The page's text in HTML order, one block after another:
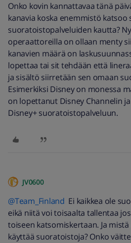
Onko kovin kannattavaa tänä
kanavia koska enemmistö katsoo
suoratoistopalveluiden kautta?
operaattoreilla on ollaan menty
kanavien määrä on
lopettaa tai sit tehdään että
ja sisältö siirretään sen omaan
Esimerkiksi Disney on monessa
on lopettanut Disney Channelin
Disney+ suoratoistopalveluun.
JV0600
@Team_Finland Ei kaikkea ole
eikä niitä voi toisaalta tallentaa
toiseen katsomiskertaan. Ja
käyttää suoratoistoja? Onko